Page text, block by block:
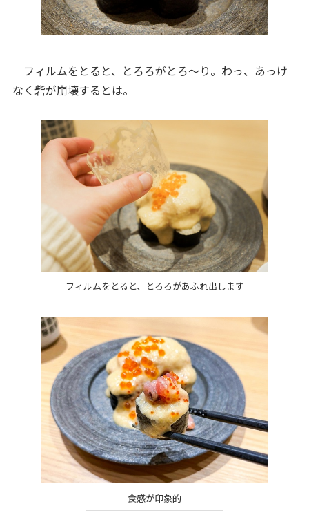
フィルムをとると、とろろがとろ～り。わっ、あっけ
なく砦が崩壊するとは。
フィルムをとると、とろろがあふれ出します
食感が印象的